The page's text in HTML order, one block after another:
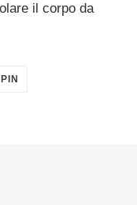
il corpo da
PIN